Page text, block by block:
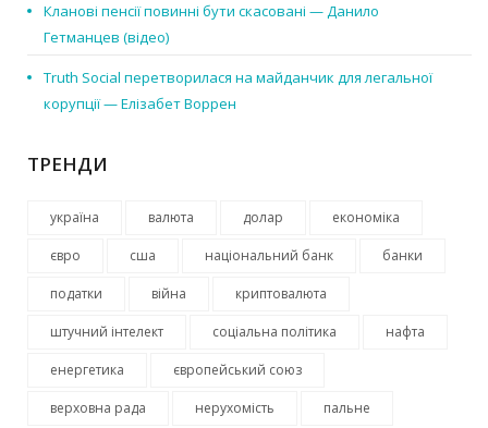
Кланові пенсії повинні бути скасовані — Данило
Гетманцев (відео)
Truth Social перетворилася на майданчик для легальної
корупції — Елізабет Воррен
ТРЕНДИ
україна валюта долар економіка
євро сша національний банк банки
податки війна криптовалюта
штучний інтелект соціальна політика нафта
енергетика європейський союз
верховна рада нерухомість пальне